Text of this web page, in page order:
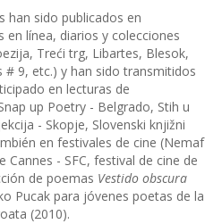
han sido publicados en
en línea, diarios y colecciones
Treći trg, Libartes, Blesok,
9, etc.) y han sido transmitidos
en lecturas de
up Poetry - Belgrado, Stih u
- Skopje, Slovenski knjižni
en festivales de cine (Nemaf
Cannes - SFC, festival de cine de
de poemas Vestido obscura
Pucak para jóvenes poetas de la
(2010).